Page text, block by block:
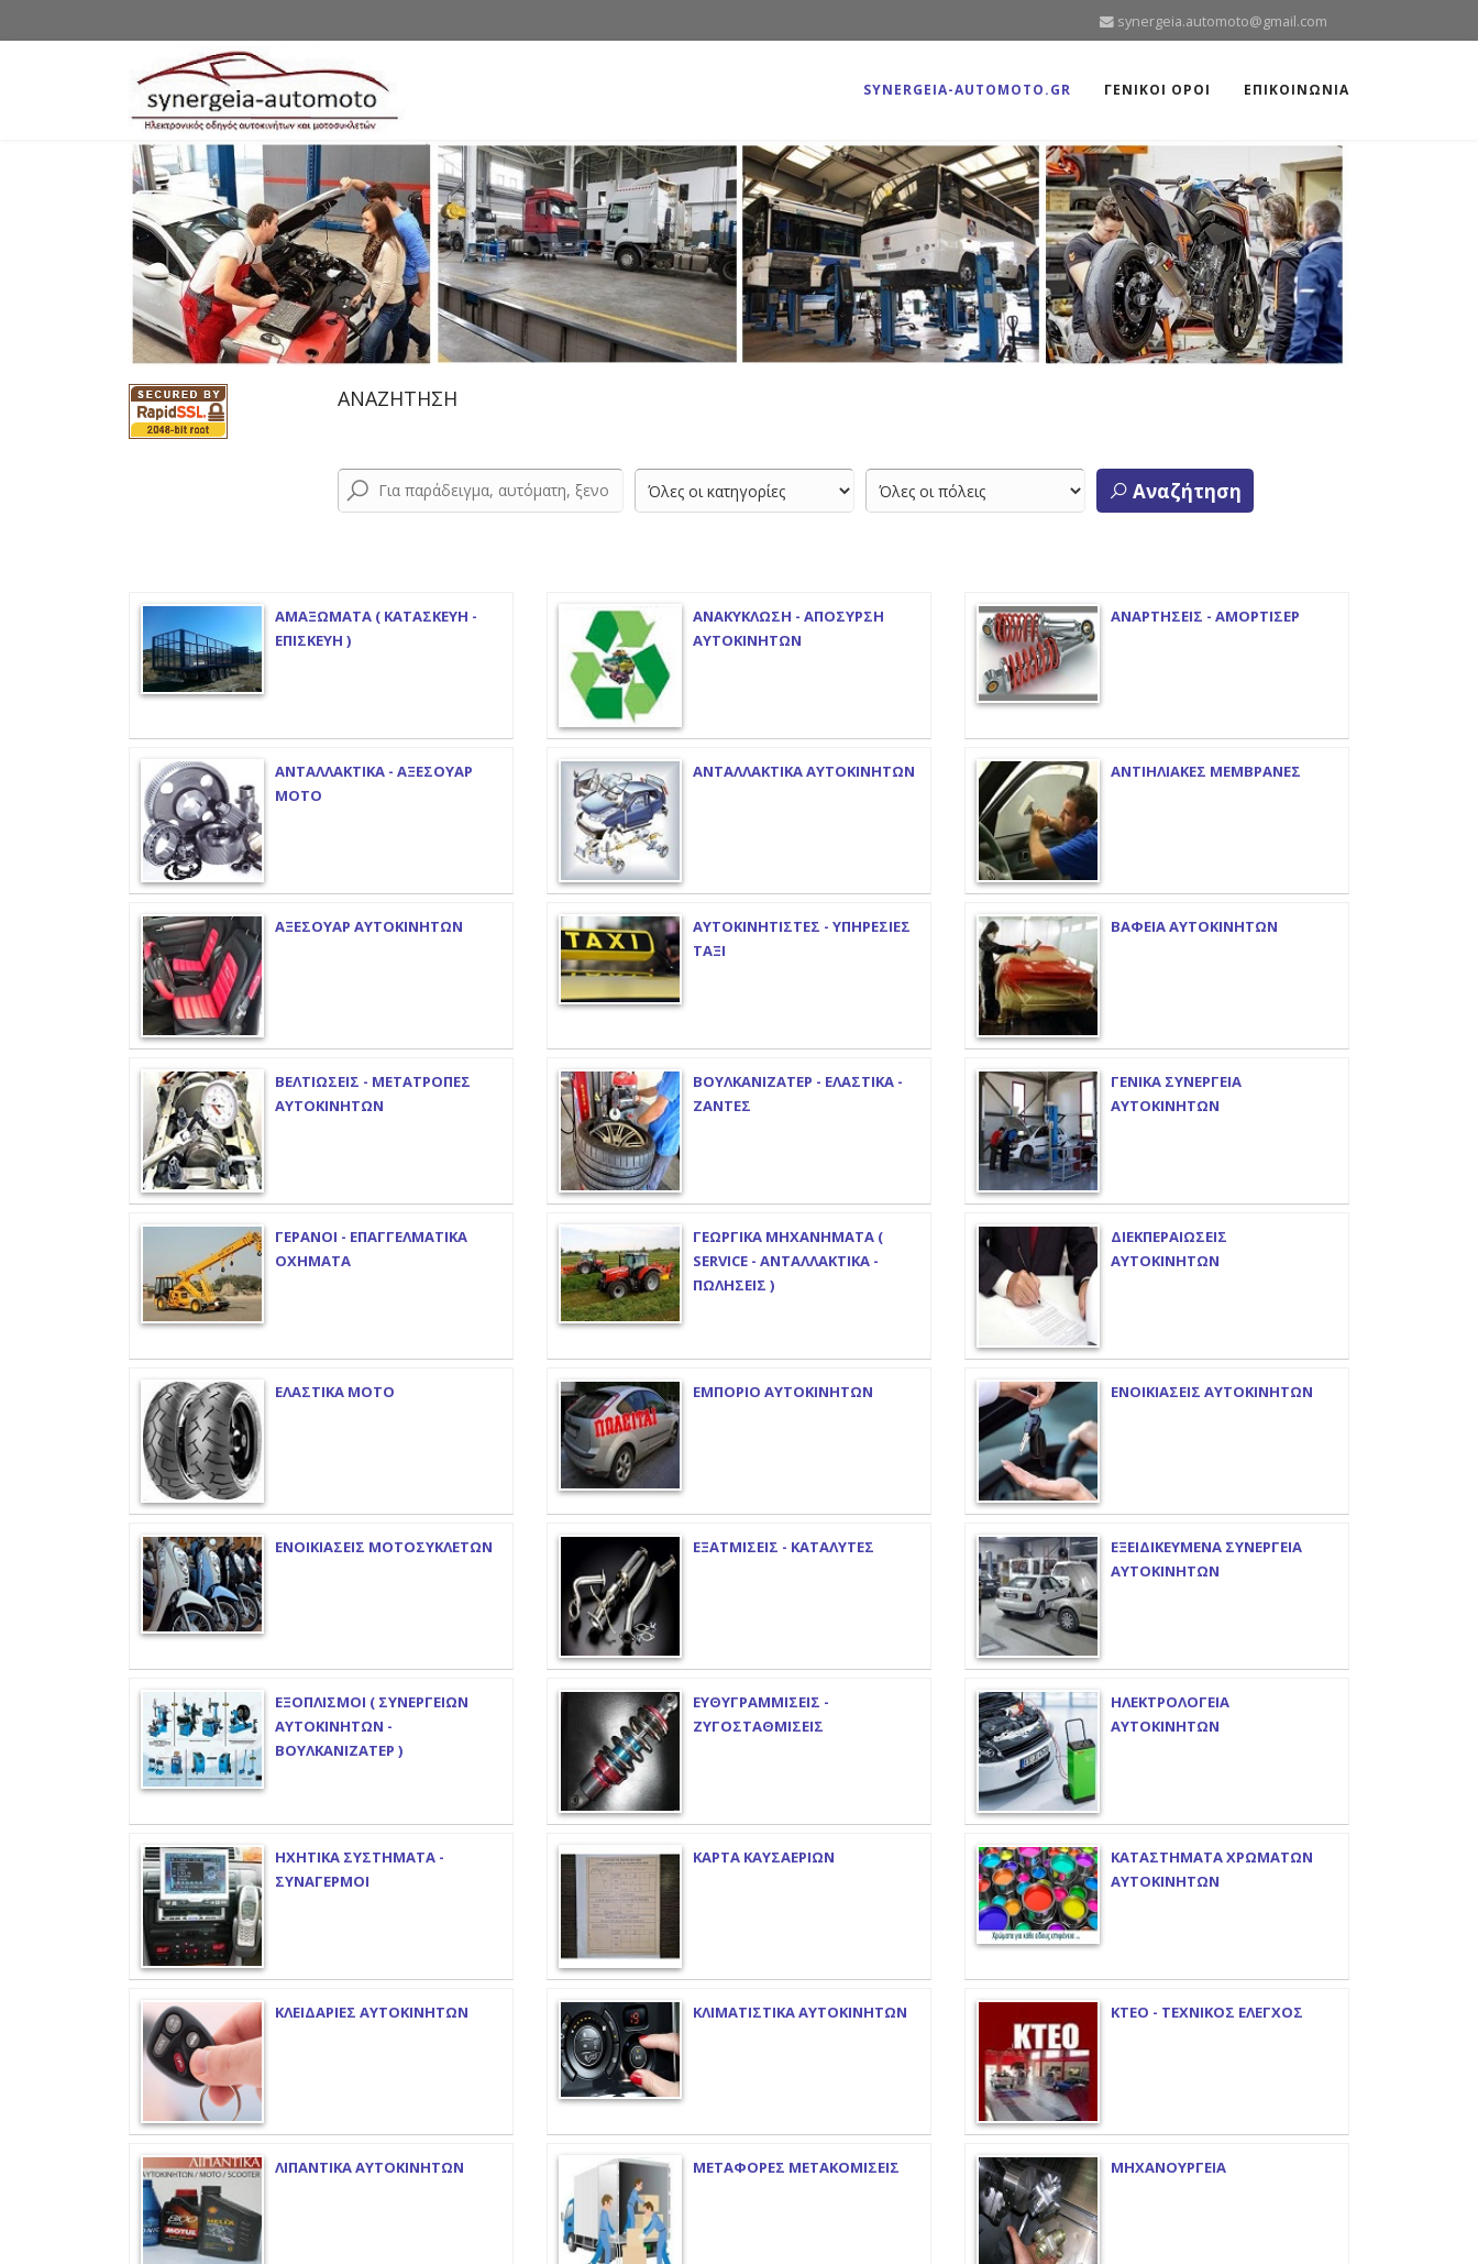
synergeia.automoto@gmail.com
SYNERGEIA-AUTOMOTO.GR ΓΕΝΙΚΟΙ ΟΡΟΙ ΕΠΙΚΟΙΝΩΝΙΑ
ΑΝΑΖΗΤΗΣΗ
Αναζήτηση
ΑΜΑΞΩΜΑΤΑ ( ΚΑΤΑΣΚΕΥΗ -
ΕΠΙΣΚΕΥΗ )
ΑΝΑΚΥΚΛΩΣΗ - ΑΠΟΣΥΡΣΗ
ΑΥΤΟΚΙΝΗΤΩΝ
ΑΝΑΡΤΗΣΕΙΣ - ΑΜΟΡΤΙΣΕΡ
ΑΝΤΑΛΛΑΚΤΙΚΑ - ΑΞΕΣΟΥΑΡ
ΜΟΤΟ
ΑΝΤΑΛΛΑΚΤΙΚΑ ΑΥΤΟΚΙΝΗΤΩΝ ΑΝΤΙΗΛΙΑΚΕΣ ΜΕΜΒΡΑΝΕΣ
ΑΞΕΣΟΥΑΡ ΑΥΤΟΚΙΝΗΤΩΝ
ΑΥΤΟΚΙΝΗΤΙΣΤΕΣ - ΥΠΗΡΕΣΙΕΣ
ΤΑΞΙ
ΒΑΦΕΙΑ ΑΥΤΟΚΙΝΗΤΩΝ
ΒΕΛΤΙΩΣΕΙΣ - ΜΕΤΑΤΡΟΠΕΣ
ΑΥΤΟΚΙΝΗΤΩΝ
ΒΟΥΛΚΑΝΙΖΑΤΕΡ - ΕΛΑΣΤΙΚΑ -
ΖΑΝΤΕΣ
ΓΕΝΙΚΑ ΣΥΝΕΡΓΕΙΑ
ΑΥΤΟΚΙΝΗΤΩΝ
ΓΕΡΑΝΟΙ - ΕΠΑΓΓΕΛΜΑΤΙΚΑ
ΟΧΗΜΑΤΑ
ΓΕΩΡΓΙΚΑ ΜΗΧΑΝΗΜΑΤΑ (
SERVICE - ΑΝΤΑΛΛΑΚΤΙΚΑ -
ΠΩΛΗΣΕΙΣ )
ΔΙΕΚΠΕΡΑΙΩΣΕΙΣ
ΑΥΤΟΚΙΝΗΤΩΝ
ΕΛΑΣΤΙΚΑ ΜΟΤΟ ΕΜΠΟΡΙΟ ΑΥΤΟΚΙΝΗΤΩΝ ΕΝΟΙΚΙΑΣΕΙΣ ΑΥΤΟΚΙΝΗΤΩΝ
ΕΝΟΙΚΙΑΣΕΙΣ ΜΟΤΟΣΥΚΛΕΤΩΝ ΕΞΑΤΜΙΣΕΙΣ - ΚΑΤΑΛΥΤΕΣ
ΕΞΕΙΔΙΚΕΥΜΕΝΑ ΣΥΝΕΡΓΕΙΑ
ΑΥΤΟΚΙΝΗΤΩΝ
ΕΞΟΠΛΙΣΜΟΙ ( ΣΥΝΕΡΓΕΙΩΝ
ΑΥΤΟΚΙΝΗΤΩΝ -
ΒΟΥΛΚΑΝΙΖΑΤΕΡ )
ΕΥΘΥΓΡΑΜΜΙΣΕΙΣ -
ΖΥΓΟΣΤΑΘΜΙΣΕΙΣ
ΗΛΕΚΤΡΟΛΟΓΕΙΑ
ΑΥΤΟΚΙΝΗΤΩΝ
ΗΧΗΤΙΚΑ ΣΥΣΤΗΜΑΤΑ -
ΣΥΝΑΓΕΡΜΟΙ
ΚΑΡΤΑ ΚΑΥΣΑΕΡΙΩΝ
ΚΑΤΑΣΤΗΜΑΤΑ ΧΡΩΜΑΤΩΝ
ΑΥΤΟΚΙΝΗΤΩΝ
ΚΛΕΙΔΑΡΙΕΣ ΑΥΤΟΚΙΝΗΤΩΝ ΚΛΙΜΑΤΙΣΤΙΚΑ ΑΥΤΟΚΙΝΗΤΩΝ ΚΤΕΟ - ΤΕΧΝΙΚΟΣ ΕΛΕΓΧΟΣ
ΛΙΠΑΝΤΙΚΑ ΑΥΤΟΚΙΝΗΤΩΝ ΜΕΤΑΦΟΡΕΣ ΜΕΤΑΚΟΜΙΣΕΙΣ ΜΗΧΑΝΟΥΡΓΕΙΑ